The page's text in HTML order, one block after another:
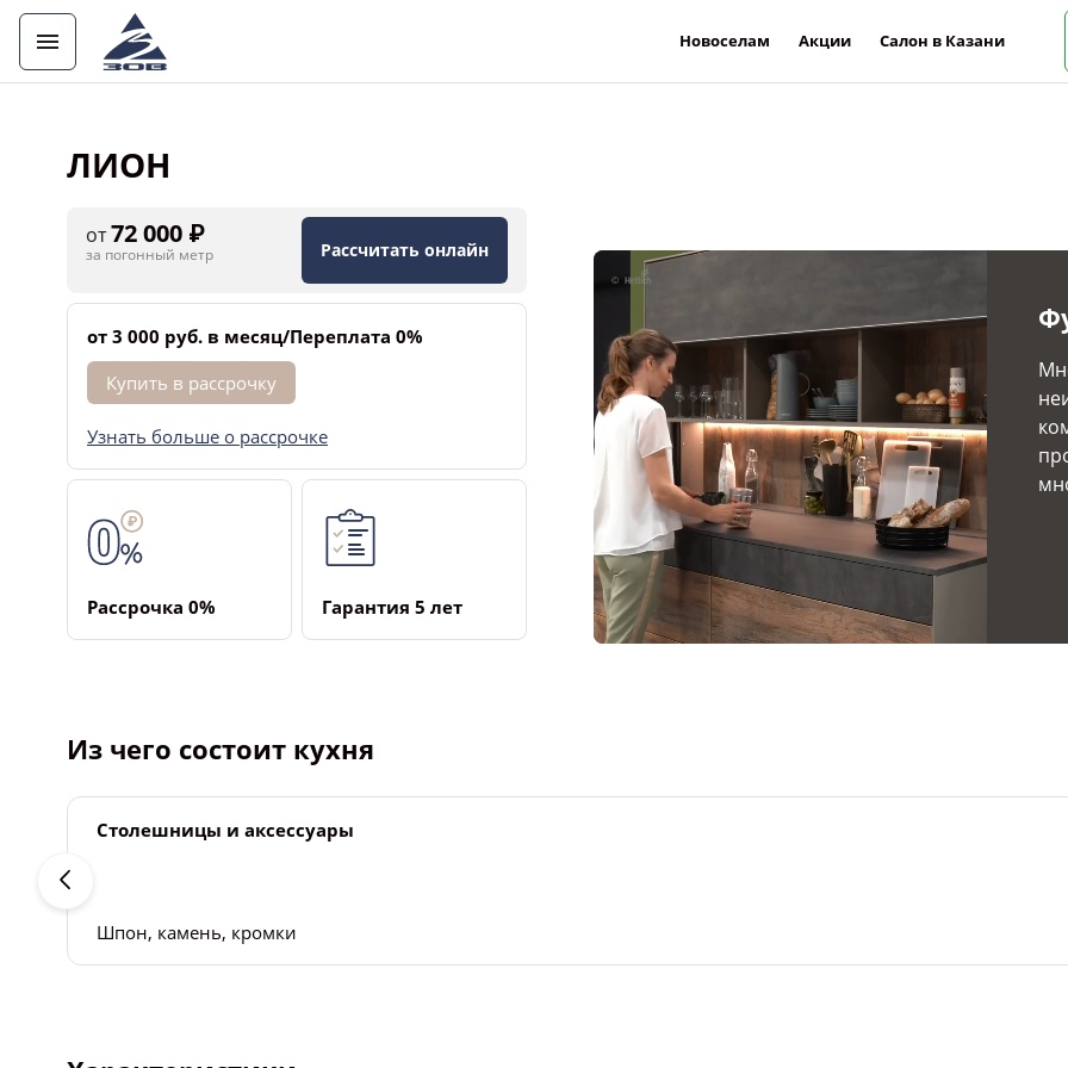
Новоселам Акции Салон в Казани
ЛИОН
от72 000 ₽
за погонный метр Рассчитать онлайн
от 3 000 руб. в месяц/Переплата 0%
Купить в рассрочку
Узнать больше о рассрочке
Рассрочка ­0% Гарантия ­5 лет
Из чего состоит кухня
Столешницы и аксессуары
Шпон, камень, кромки